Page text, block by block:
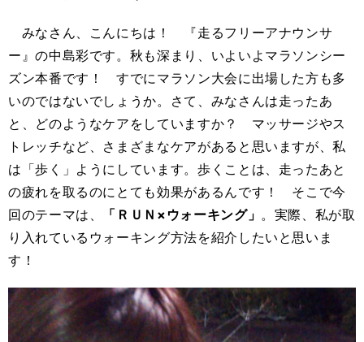
みなさん、こんにちは！ 『走るフリーアナウンサ
ー』の中島彩です。秋も深まり、いよいよマラソンシー
ズン本番です！ すでにマラソン大会に出場した方も多
いのではないでしょうか。さて、みなさんは走ったあ
と、どのようなケアをしていますか？ マッサージやス
トレッチなど、さまざまなケアがあると思いますが、私
は「歩く」ようにしています。歩くことは、走ったあと
の疲れを取るのにとても効果があるんです！ そこで今
回のテーマは、
「ＲＵＮ×ウォーキング」 。実際、私が取
り入れているウォーキング方法を紹介したいと思いま
す！